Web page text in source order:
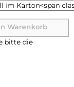
Warenkorb
bitte die